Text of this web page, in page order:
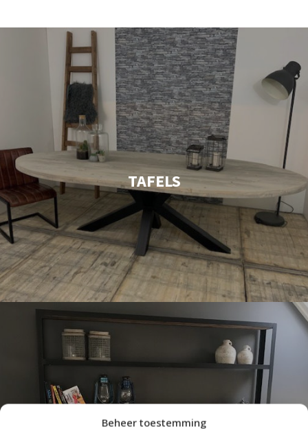
Beheer toestemming
TAFELS